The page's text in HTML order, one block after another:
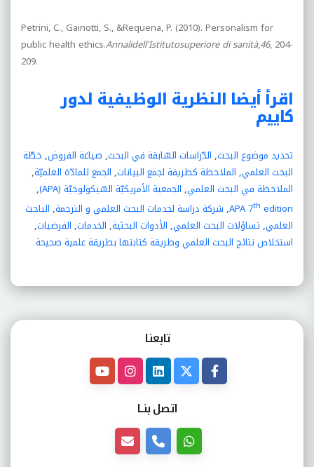
Petrini, C., Gainotti, S., &Requena, P. (2010). Personalism for
public health ethics.Annalidell'Istitutosuperiore di sanità,46, 204-
209.
اقرأ أيضا النظرية الوظيفية لدور
كاييم
تحديد موضوع البحث, الدّراسات السّابقة في البحث, صياغة الفروض, خطّة
البحث العلمي, الملاحظة كطريقة لجمع البيانات, الجمع للمادّة العلميّة,
الملاحظة في البحث العلمي, الجمعية الأمريكيّة السّيكولوجيّة (APA
)
,
APA 7th edition
, شركة دراسة لخدمات البحث العلمي و الترجمة, الباحث
العلمي, تساؤلات البحث العلمي, الأدوات البحثية, الخدمات, الفرضيات,
استخلاص نتائج البحث العلمي وطريقة كتابتها بطريقة علمية صحيحة
تابعنـا
اتصل بنــا